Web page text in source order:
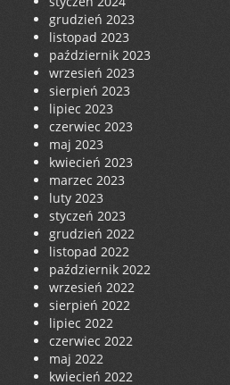
grudzień 2023
listopad 2023
październik 2023
wrzesień 2023
sierpień 2023
lipiec 2023
czerwiec 2023
maj 2023
kwiecień 2023
marzec 2023
luty 2023
styczeń 2023
grudzień 2022
listopad 2022
październik 2022
wrzesień 2022
sierpień 2022
lipiec 2022
czerwiec 2022
maj 2022
kwiecień 2022